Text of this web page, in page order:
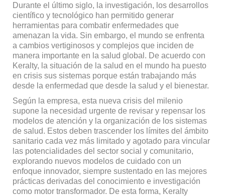
Durante el último siglo, la investigación, los desa­rrollos
científico y tec­nológico han permitido generar
herramientas para com­batir enfermedades que
amenazan la vida. Sin embargo, el mundo se enfrenta
a cambios vertiginosos y complejos que inciden de
manera importante en la salud global. De acuerdo con
Keralty, la situación de la salud en el mundo ha puesto
en crisis sus sistemas porque están tra­bajando más
desde la enfermedad que desde la salud y el bienestar.
Según la empresa, esta nueva crisis del milenio
supone la nece­sidad urgente de revisar y repensar los
modelos de atención y la orga­nización de los sistemas
de salud. Estos deben trascender los límites del ámbito
sanitario cada vez más limitado y agotado para vincular
las potencialidades del sector social y comunitario,
explorando nuevos modelos de cuidado con un
enfoque innovador, siempre sustentado en las mejores
prác­ticas derivadas del conocimiento e investigación
como motor trans­formador. De esta forma, Keralty